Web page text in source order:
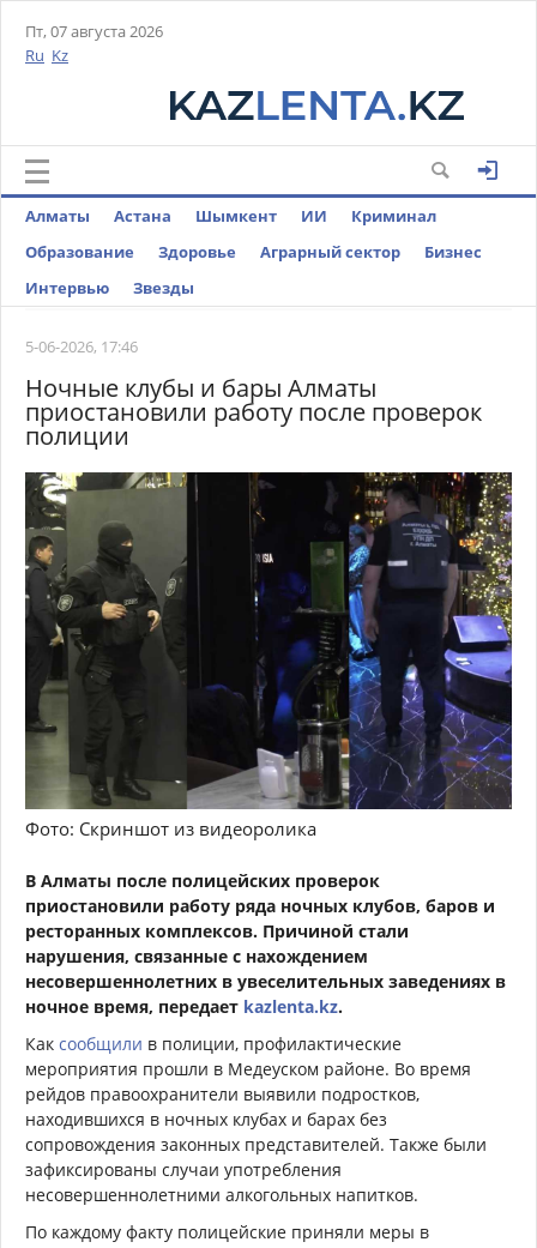
Пт, 07 августа 2026
Ru Kz
Алматы Астана Шымкент ИИ
Криминал
Образование
Здоровье Аграрный сектор
Бизнес
Интервью
Звезды
5-06-2026, 17:46
Ночные клубы и бары Алматы
приостановили работу после проверок
полиции
Фото: Скриншот из видеоролика
В Алматы после полицейских проверок
приостановили работу ряда ночных клубов, баров и
ресторанных комплексов. Причиной стали
нарушения, связанные с нахождением
несовершеннолетних в увеселительных заведениях в
ночное время, передает kazlenta.kz.
Как сообщили в полиции, профилактические
мероприятия прошли в Медеуском районе. Во время
рейдов правоохранители выявили подростков,
находившихся в ночных клубах и барах без
сопровождения законных представителей. Также были
зафиксированы случаи употребления
несовершеннолетними алкогольных напитков.
По каждому факту полицейские приняли меры в